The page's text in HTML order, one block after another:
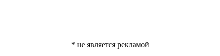
* не является рекламой